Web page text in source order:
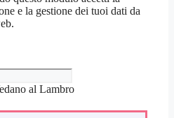
e la gestione dei tuoi dati da